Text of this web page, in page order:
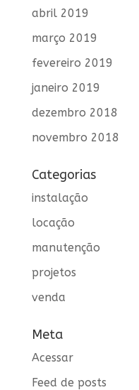
abril 2019
março 2019
fevereiro 2019
janeiro 2019
dezembro 2018
novembro 2018
Categorias
instalação
locação
manutenção
projetos
venda
Meta
Acessar
Feed de posts